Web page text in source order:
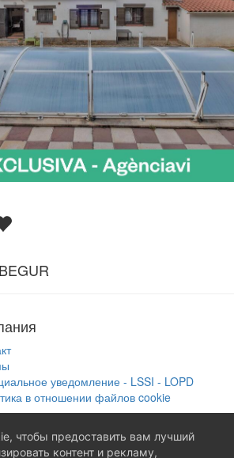
уведомление - LSSI - LOPD
в отношении файлов cookie
чтобы предоставить вам лучший
контент и рекламу,